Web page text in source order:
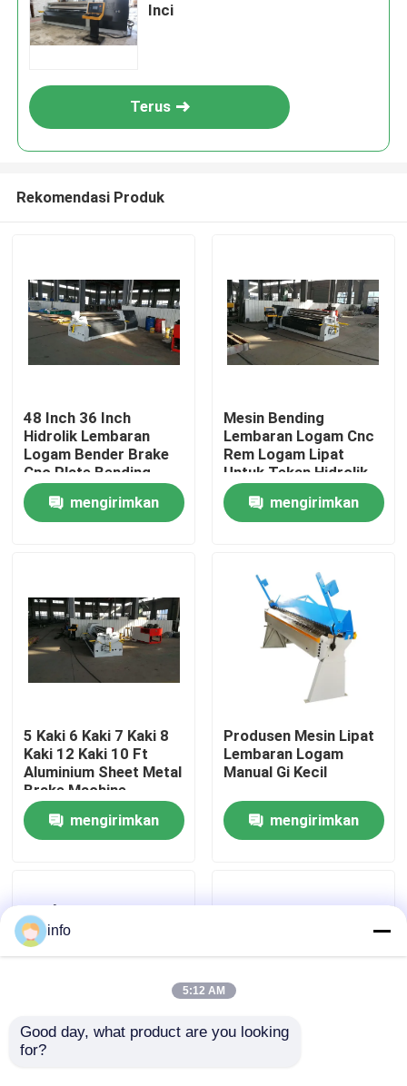
Produk
Tentang kita
Wisata pabrik
Kontrol kualitas
Berita
Semua Kasus
Inci
Terus
Rekomendasi Produk
48 Inch 36 Inch
Hidrolik Lembaran
Logam Bender Brake
Cnc Plate Bending
Machine
mengirimkan
Mesin Bending
Lembaran Logam Cnc
Rem Logam Lipat
Untuk Tekan Hidrolik
mengirimkan
5 Kaki 6 Kaki 7 Kaki 8
Kaki 12 Kaki 10 Ft
Aluminium Sheet Metal
Brake Machine
mengirimkan
Produsen Mesin Lipat
Lembaran Logam
Manual Gi Kecil
mengirimkan
6 Ft 8ft 12 Ft Manual
info
5:12 AM
Good day, what product are you looking
for?